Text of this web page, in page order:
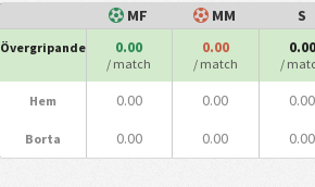
MF MM S
Övergripande 0.00
/ match
0.00
/ match
0.00
/
Hem 0.00 0.00 0.00
Borta 0.00 0.00 0.00